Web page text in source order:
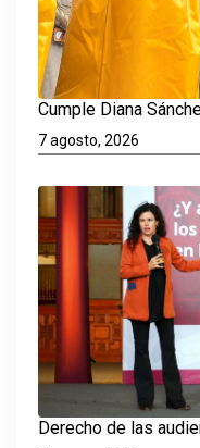
Cumple Diana
7 agosto, 2026
Derecho de las